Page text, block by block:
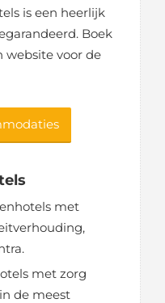
is een heerlijk
Boek
website voor de
met
met zorg
de meest